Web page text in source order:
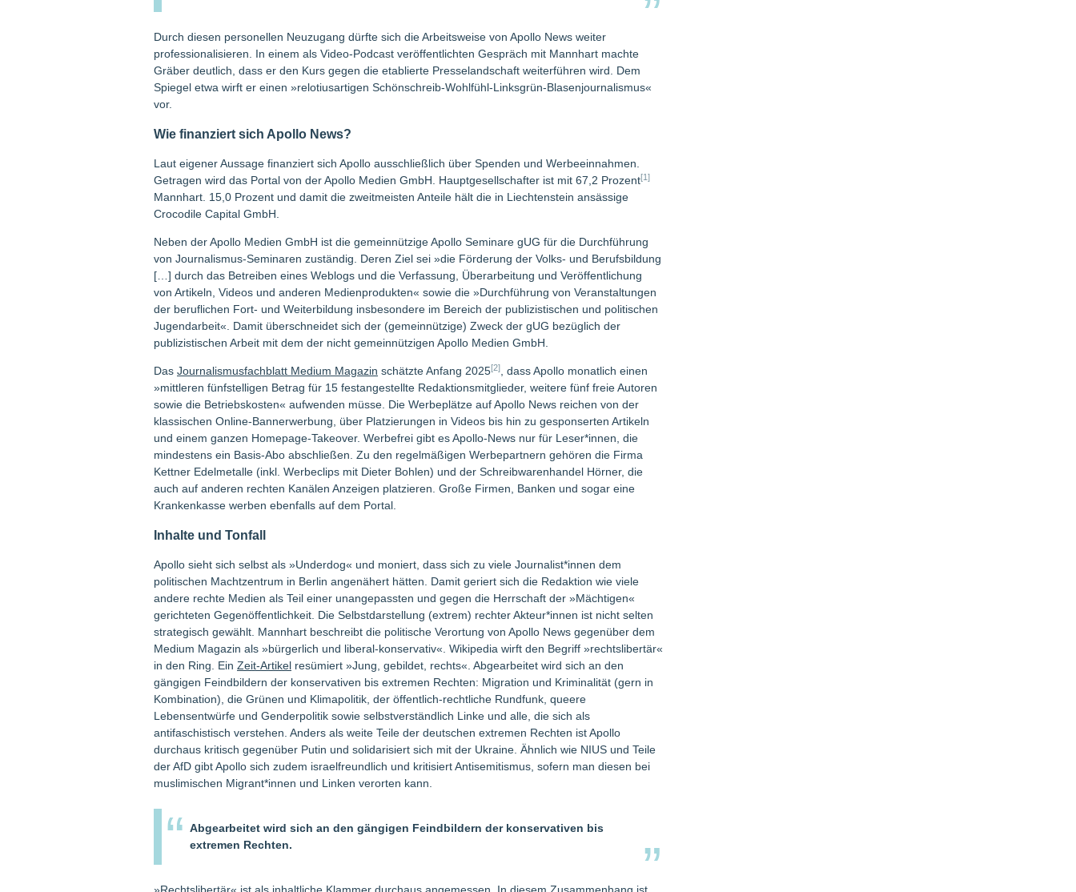
Durch diesen personellen Neuzugang dürfte sich die Arbeitsweise von Apollo News weiter
professionalisieren. In einem als Video-Podcast veröffentlichten Gespräch mit Mannhart machte
Gräber deutlich, dass er den Kurs gegen die etablierte Presselandschaft weiterführen wird. Dem
Spiegel etwa wirft er einen »relotiusartigen Schönschreib-Wohlfühl-Linksgrün-Blasenjournalismus«
vor.
Wie finanziert sich Apollo News?
Laut eigener Aussage finanziert sich Apollo ausschließlich über Spenden und Werbeeinnahmen.
Getragen wird das Portal von der Apollo Medien GmbH. Hauptgesellschafter ist mit 67,2 Prozent[1]
Mannhart. 15,0 Prozent und damit die zweitmeisten Anteile hält die in Liechtenstein ansässige
Crocodile Capital GmbH.
Neben der Apollo Medien GmbH ist die gemeinnützige Apollo Seminare gUG für die Durchführung
von Journalismus-Seminaren zuständig. Deren Ziel sei »die Förderung der Volks- und Berufsbildung
[…] durch das Betreiben eines Weblogs und die Verfassung, Überarbeitung und Veröffentlichung
von Artikeln, Videos und anderen Medienprodukten« sowie die »Durchführung von Veranstaltungen
der beruflichen Fort- und Weiterbildung insbesondere im Bereich der publizistischen und politischen
Jugendarbeit«. Damit überschneidet sich der (gemeinnützige) Zweck der gUG bezüglich der
publizistischen Arbeit mit dem der nicht gemeinnützigen Apollo Medien GmbH.
Das Journalismusfachblatt Medium Magazin schätzte Anfang 2025[2], dass Apollo monatlich einen
»mittleren fünfstelligen Betrag für 15 festangestellte Redaktionsmitglieder, weitere fünf freie Autoren
sowie die Betriebskosten« aufwenden müsse. Die Werbeplätze auf Apollo News reichen von der
klassischen Online-Bannerwerbung, über Platzierungen in Videos bis hin zu gesponserten Artikeln
und einem ganzen Homepage-Takeover. Werbefrei gibt es Apollo-News nur für Leser*innen, die
mindestens ein Basis-Abo abschließen. Zu den regelmäßigen Werbepartnern gehören die Firma
Kettner Edelmetalle (inkl. Werbeclips mit Dieter Bohlen) und der Schreibwarenhandel Hörner, die
auch auf anderen rechten Kanälen Anzeigen platzieren. Große Firmen, Banken und sogar eine
Krankenkasse werben ebenfalls auf dem Portal.
Inhalte und Tonfall
Apollo sieht sich selbst als »Underdog« und moniert, dass sich zu viele Journalist*innen dem
politischen Machtzentrum in Berlin angenähert hätten. Damit geriert sich die Redaktion wie viele
andere rechte Medien als Teil einer unangepassten und gegen die Herrschaft der »Mächtigen«
gerichteten Gegenöffentlichkeit. Die Selbstdarstellung (extrem) rechter Akteur*innen ist nicht selten
strategisch gewählt. Mannhart beschreibt die politische Verortung von Apollo News gegenüber dem
Medium Magazin als »bürgerlich und liberal-konservativ«. Wikipedia wirft den Begriff »rechtslibertär«
in den Ring. Ein Zeit-Artikel resümiert »Jung, gebildet, rechts«. Abgearbeitet wird sich an den
gängigen Feindbildern der konservativen bis extremen Rechten: Migration und Kriminalität (gern in
Kombination), die Grünen und Klimapolitik, der öffentlich-rechtliche Rundfunk, queere
Lebensentwürfe und Genderpolitik sowie selbstverständlich Linke und alle, die sich als
antifaschistisch verstehen. Anders als weite Teile der deutschen extremen Rechten ist Apollo
durchaus kritisch gegenüber Putin und solidarisiert sich mit der Ukraine. Ähnlich wie NIUS und Teile
der AfD gibt Apollo sich zudem israelfreundlich und kritisiert Antisemitismus, sofern man diesen bei
muslimischen Migrant*innen und Linken verorten kann.
Abgearbeitet wird sich an den gängigen Feindbildern der konservativen bis
extremen Rechten.